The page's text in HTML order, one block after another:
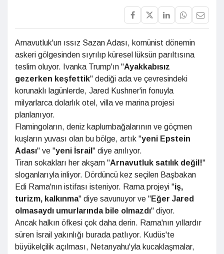
Arnavutluk'un ıssız Sazan Adası, komünist dönemin
askeri gölgesinden sıyrılıp küresel lüksün parıltısına
teslim oluyor. Ivanka Trump'ın "Ayakkabısız
gezerken keşfettik" dediği ada ve çevresindeki
korunaklı lagünlerde, Jared Kushner'in fonuyla
milyarlarca dolarlık otel, villa ve marina projesi
planlanıyor.
Flamingoların, deniz kaplumbağalarının ve göçmen
kuşların yuvası olan bu bölge, artık "yeni Epstein
Adası" ve "yeni İsrail " diye anılıyor.
Tiran sokakları her akşam "Arnavutluk satılık değil!"
sloganlarıyla inliyor. Dördüncü kez seçilen Başbakan
Edi Rama'nın istifası isteniyor. Rama projeyi "iş,
turizm, kalkınma" diye savunuyor ve "Eğer Jared
olmasaydı umurlarında bile olmazdı" diyor.
Ancak halkın öfkesi çok daha derin. Rama'nın yıllardır
süren İsrail yakınlığı burada patlıyor. Kudüs'te
büyükelçilik açılması, Netanyahu'yla kucaklaşmalar,